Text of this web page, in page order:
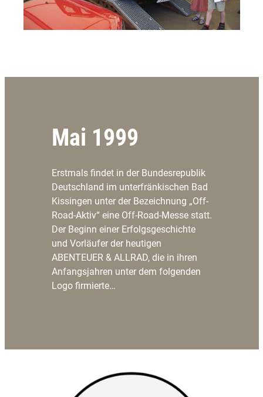
Mai 1999
Erstmals findet in der Bundesrepublik
Deutschland im unterfränkischen Bad
Kissingen unter der Bezeichnung „Off-
Road-Aktiv“ eine Off-Road-Messe statt.
Der Beginn einer Erfolgsgeschichte
und Vorläufer der heutigen
ABENTEUER & ALLRAD, die in ihren
Anfangsjahren unter dem folgenden
Logo firmierte…